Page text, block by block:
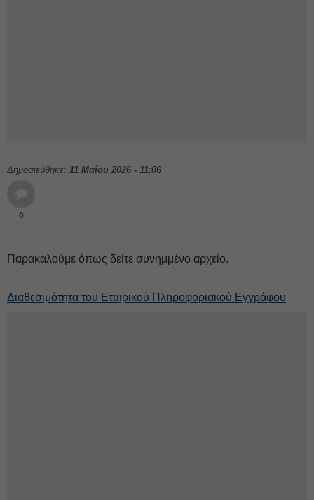
Δημοσιεύθηκε: 11 Μαΐου 2026 - 11:06
0
Παρακαλούμε όπως δείτε συνημμένο αρχείο.
Διαθεσιμότητα του Εταιρικού Πληροφοριακού Εγγράφου